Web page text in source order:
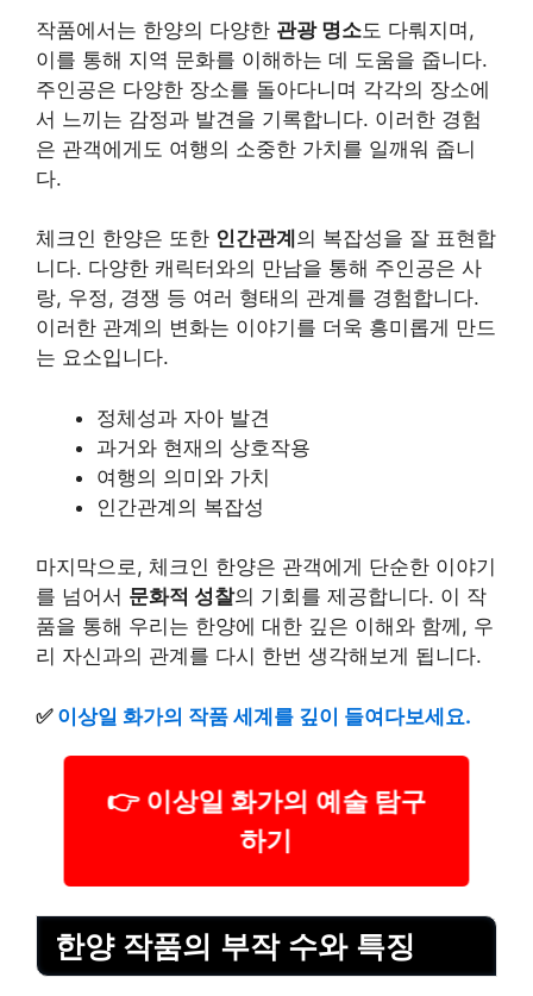
작품에서는 한양의 다양한 관광 명소도 다뤄지며,
이를 통해 지역 문화를 이해하는 데 도움을 줍니다.
주인공은 다양한 장소를 돌아다니며 각각의 장소에
서 느끼는 감정과 발견을 기록합니다. 이러한 경험
은 관객에게도 여행의 소중한 가치를 일깨워 줍니
다.
체크인 한양은 또한 인간관계 의 복잡성을 잘 표현합
니다. 다양한 캐릭터와의 만남을 통해 주인공은 사
랑, 우정, 경쟁 등 여러 형태의 관계를 경험합니다.
이러한 관계의 변화는 이야기를 더욱 흥미롭게 만드
는 요소입니다.
정체성과 자아 발견
과거와 현재의 상호작용
여행의 의미와 가치
인간관계의 복잡성
마지막으로, 체크인 한양은 관객에게 단순한 이야기
를 넘어서 문화적 성찰의 기회를 제공합니다. 이 작
품을 통해 우리는 한양에 대한 깊은 이해와 함께, 우
리 자신과의 관계를 다시 한번 생각해보게 됩니다.
✅ 이상일 화가의 작품 세계를 깊이 들여다보세요.
👉 이상일 화가의 예술 탐구
하기
한양 작품의 부작 수와 특징